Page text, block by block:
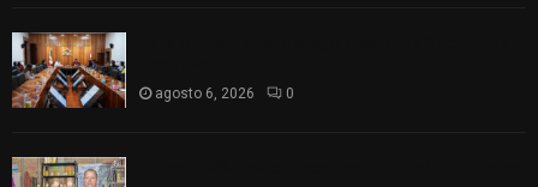
agosto 6, 2026 0